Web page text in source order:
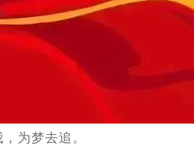
为梦去追。